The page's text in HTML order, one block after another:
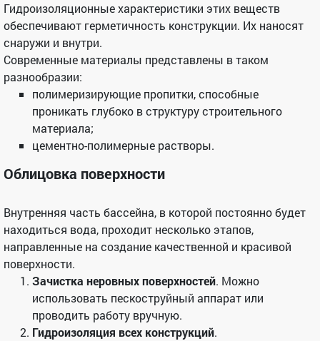
Гидроизоляционные характеристики этих веществ
обеспечивают герметичность конструкции. Их наносят
снаружи и внутри.
Современные материалы представлены в таком
разнообразии:
полимеризирующие пропитки, способные
проникать глубоко в структуру строительного
материала;
цементно-полимерные растворы.
Облицовка поверхности
Внутренняя часть бассейна, в которой постоянно будет
находиться вода, проходит несколько этапов,
направленные на создание качественной и красивой
поверхности.
Зачистка неровных поверхностей. Можно
использовать пескоструйный аппарат или
проводить работу вручную.
Гидроизоляция всех конструкций.